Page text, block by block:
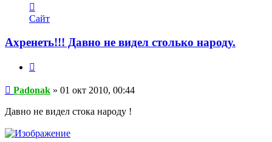
информация
пользователя
Padonak
Сайт
Ахренеть!!! Давно не видел столько народу.
Сообщение
Padonak » 01 окт 2010, 00:44
Давно не видел стока народу !